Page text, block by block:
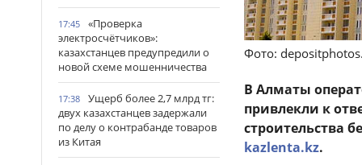
17:45
«Проверка
электросчётчиков»:
казахстанцев предупредили о
новой схеме мошенничества
17:38
Ущерб более 2,7 млрд тг:
двух казахстанцев задержали
по делу о контрабанде товаров
из Китая
Фото:
В Алматы
привлекли к
строительства
kazlenta.kz.